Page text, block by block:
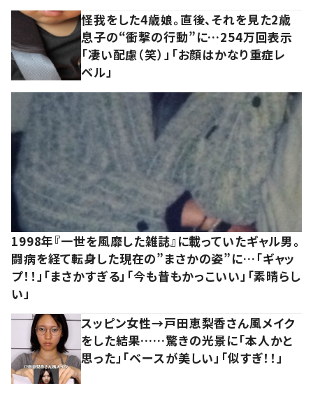
怪我をした4歳娘。直後、それを見た2歳
息子の“衝撃の行動”に…254万回表示
「凄い配慮（笑）」「お顔はかなり重症レ
ベル」
1998年『一世を風靡した雑誌』に載っていたギャル男。
闘病を経て転身した現在の”まさかの姿”に…「ギャッ
プ！！」「まさかすぎる」「今も昔もかっこいい」「素晴らし
い」
スッピン女性→戸田恵梨香さん風メイク
をした結果……驚きの光景に「本人かと
思った」「ベースが美しい」「似すぎ！！」